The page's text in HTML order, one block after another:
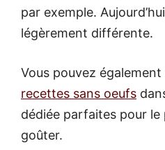
par exemple.
légèrement différente.
Vous pouvez également
recettes sans oeufs
dédiée parfaites pour
goûter.